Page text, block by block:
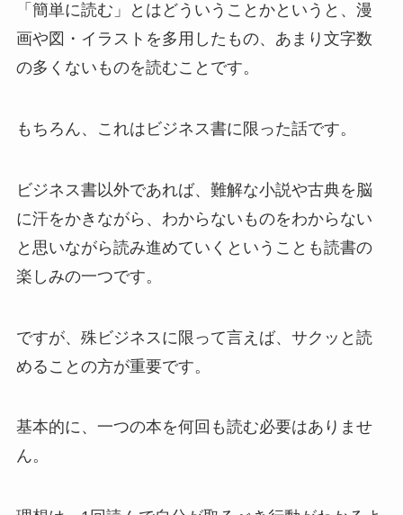
「簡単に読む」とはどういうことかというと、漫
画や図・イラストを多用したもの、あまり文字数
の多くないものを読むことです。
もちろん、これはビジネス書に限った話です。
ビジネス書以外であれば、難解な小説や古典を脳
に汗をかきながら、わからないものをわからない
と思いながら読み進めていくということも読書の
楽しみの一つです。
ですが、殊ビジネスに限って言えば、サクッと読
めることの方が重要です。
基本的に、一つの本を何回も読む必要はありませ
ん。